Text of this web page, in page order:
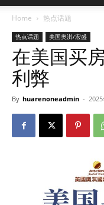
Home 热点话题
热点话题 美国奥淇/宏盛
在美国买
利弊
By huarenoneadmin -